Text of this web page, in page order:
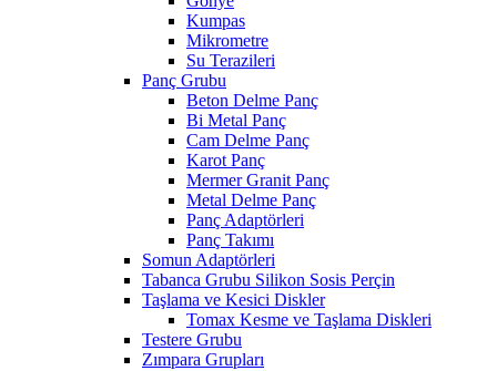
Kumpas
Mikrometre
Su Terazileri
Panç Grubu
Beton Delme Panç
Bi Metal Panç
Cam Delme Panç
Karot Panç
Mermer Granit Panç
Metal Delme Panç
Panç Adaptörleri
Panç Takımı
Somun Adaptörleri
Tabanca Grubu Silikon Sosis Perçin
Taşlama ve Kesici Diskler
Tomax Kesme ve Taşlama Diskleri
Testere Grubu
Zımpara Grupları